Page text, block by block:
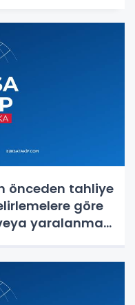
önceden tahliye
göre
yaralanma